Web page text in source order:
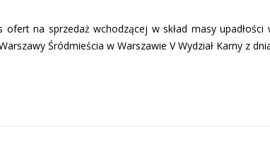
ofert na sprzedaż wchodzącej w skład masy
Śródmieścia w Warszawie V Wydział Karny z